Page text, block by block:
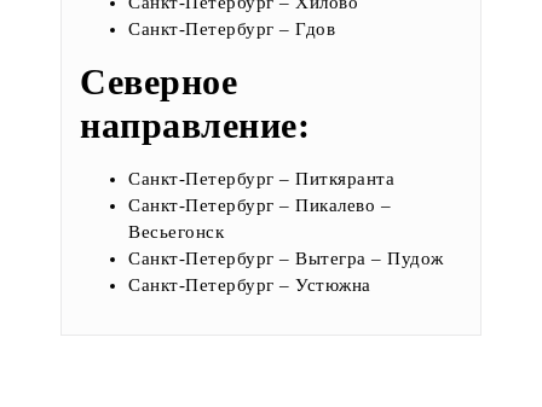
Санкт-Петербург – Гдов
Северное
направление:
Санкт-Петербург – Питкяранта
Санкт-Петербург – Пикалево –
Весьегонск
Санкт-Петербург – Вытегра – Пудож
Санкт-Петербург – Устюжна